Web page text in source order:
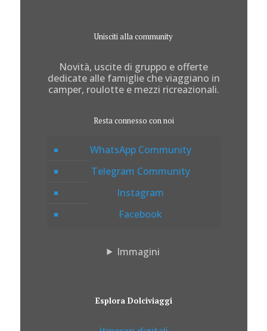
Unisciti alla community
Novità, uscite di gruppo e offerte
dedicate alle famiglie che viaggiano in
camper, roulotte e mezzi ricreazionali.
Resta connesso con noi
WhatsApp Community
Telegram Community
Instagram
Facebook
Immagini
Esplora Dolciviaggi